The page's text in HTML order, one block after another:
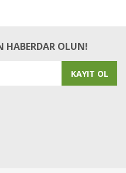
HABERDAR OLUN!
KAYIT OL